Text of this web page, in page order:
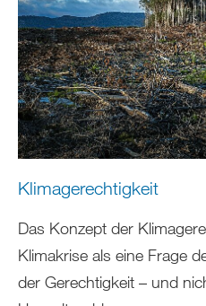
Klimagerechtigkeit
Das Konzept der
Klimakrise als eine Frage
der Gerechtigkeit – und